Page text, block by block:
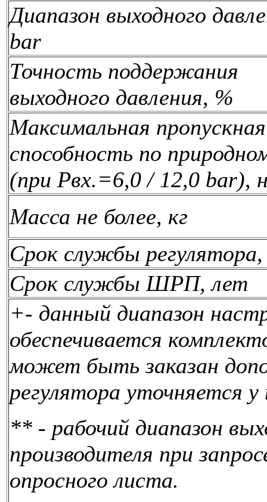
Диапазон выходного
bar
Точность поддержания
выходного давления, %
Максимальная пропускная
способность по
(при Рвх.=6,0 / 12,0 bar),
Масса не более, кг
Срок службы
Срок службы ШРП, лет
+- данный диапазон
обеспечивается
может быть заказан
регулятора уточняется у
** - рабочий диапазон
производителя при
опросного листа.